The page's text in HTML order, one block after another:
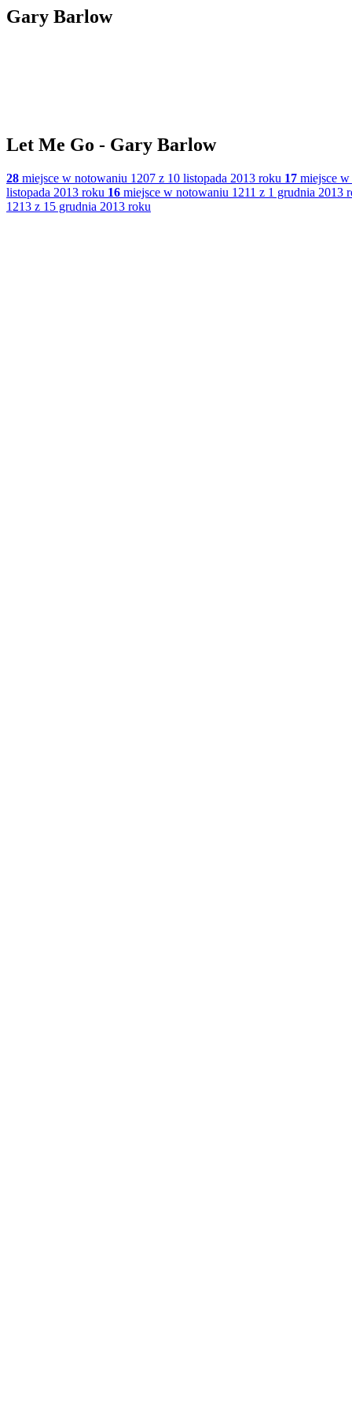
Gary Barlow
Let Me Go - Gary Barlow
28 miejsce w notowaniu 1207 z 10 listopada 2013 roku 17 miejsce
listopada 2013 roku 16 miejsce w notowaniu 1211 z 1 grudnia 2013
1213 z 15 grudnia 2013 roku